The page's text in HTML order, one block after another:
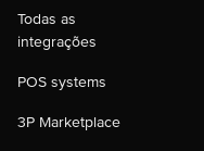
Todas as
integrações
POS systems
3P Marketplace